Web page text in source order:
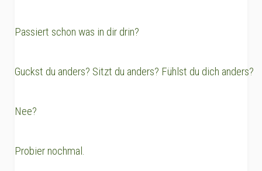
Passiert schon was in dir drin?
Guckst du anders? Sitzt du anders? Fühlst du dich anders?
Nee?
Probier nochmal.